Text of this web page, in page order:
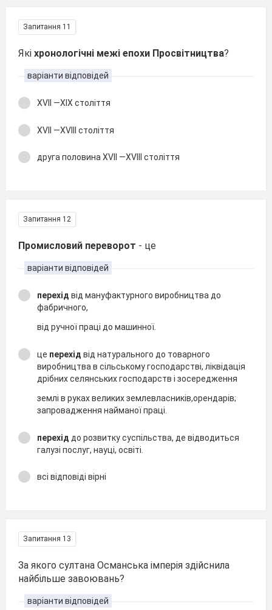
Запитання 11
Які хронологічні межі епохи Просвітництва?
варіанти відповідей
XVII —XIХ століття
XVII —XVIII століття
друга половина XVII —XVIII століття
Запитання 12
Промисловий переворот - це
варіанти відповідей
перехід від мануфактурного виробництва до
фабричного,
від ручної праці до машинної.
це перехід від натурального до товарного
виробництва в сільському господарстві, ліквідація
дрібних селянських господарств і зосередження
землі в руках великих землевласників,орендарів;
запровадження найманої праці.
п ерехід до розвитку суспільства, де відводиться
галузі послуг, науці, освіті.
всі відповіді вірні
Запитання 13
За якого султана Османська імперія здійснила
найбільше завоювань?
варіанти відповідей